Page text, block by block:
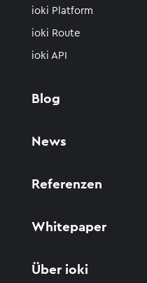
ioki Platform
ioki Route
ioki API
Blog
News
Referenzen
Whitepaper
Über ioki